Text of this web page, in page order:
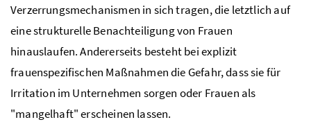
Verzerrungsmechanismen in sich tragen, die letztlich auf
eine strukturelle Benachteiligung von Frauen
hinauslaufen. Andererseits besteht bei explizit
frauenspezifischen Maßnahmen die Gefahr, dass sie für
Irritation im Unternehmen sorgen oder Frauen als
"mangelhaft" erscheinen lassen.